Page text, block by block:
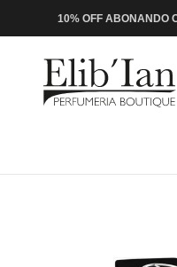
10% OFF ABONANDO